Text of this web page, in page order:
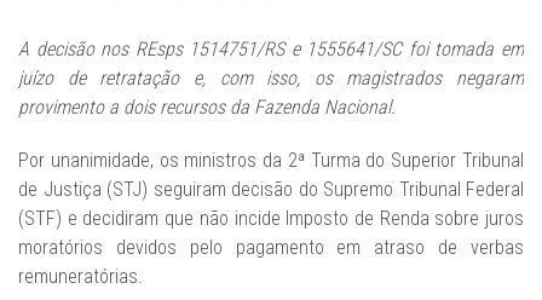
A decisão nos REsps 1514751/RS e 1555641/SC foi tomada em
juízo de retratação e, com isso, os magistrados negaram
provimento a dois recursos da Fazenda Nacional.
Por unanimidade, os ministros da 2ª Turma do Superior Tribunal
de Justiça (STJ) seguiram decisão do Supremo Tribunal Federal
(STF) e decidiram que não incide Imposto de Renda sobre juros
moratórios devidos pelo pagamento em atraso de verbas
remuneratórias.